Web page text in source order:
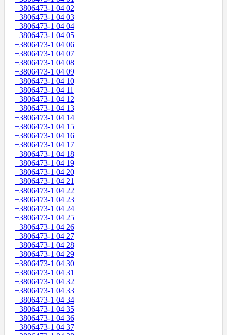
+3806473-1 04 02
+3806473-1 04 03
+3806473-1 04 04
+3806473-1 04 05
+3806473-1 04 06
+3806473-1 04 07
+3806473-1 04 08
+3806473-1 04 09
+3806473-1 04 10
+3806473-1 04 11
+3806473-1 04 12
+3806473-1 04 13
+3806473-1 04 14
+3806473-1 04 15
+3806473-1 04 16
+3806473-1 04 17
+3806473-1 04 18
+3806473-1 04 19
+3806473-1 04 20
+3806473-1 04 21
+3806473-1 04 22
+3806473-1 04 23
+3806473-1 04 24
+3806473-1 04 25
+3806473-1 04 26
+3806473-1 04 27
+3806473-1 04 28
+3806473-1 04 29
+3806473-1 04 30
+3806473-1 04 31
+3806473-1 04 32
+3806473-1 04 33
+3806473-1 04 34
+3806473-1 04 35
+3806473-1 04 36
+3806473-1 04 37